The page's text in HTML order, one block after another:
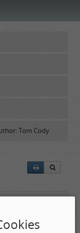
Tom Cody
- 22:49 Uhr ·